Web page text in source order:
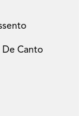
Canto